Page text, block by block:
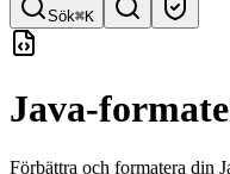
Sök⌘K
Sök verktyg
Snabbsök efter verktyg
Java-
Förbättra och formatera din